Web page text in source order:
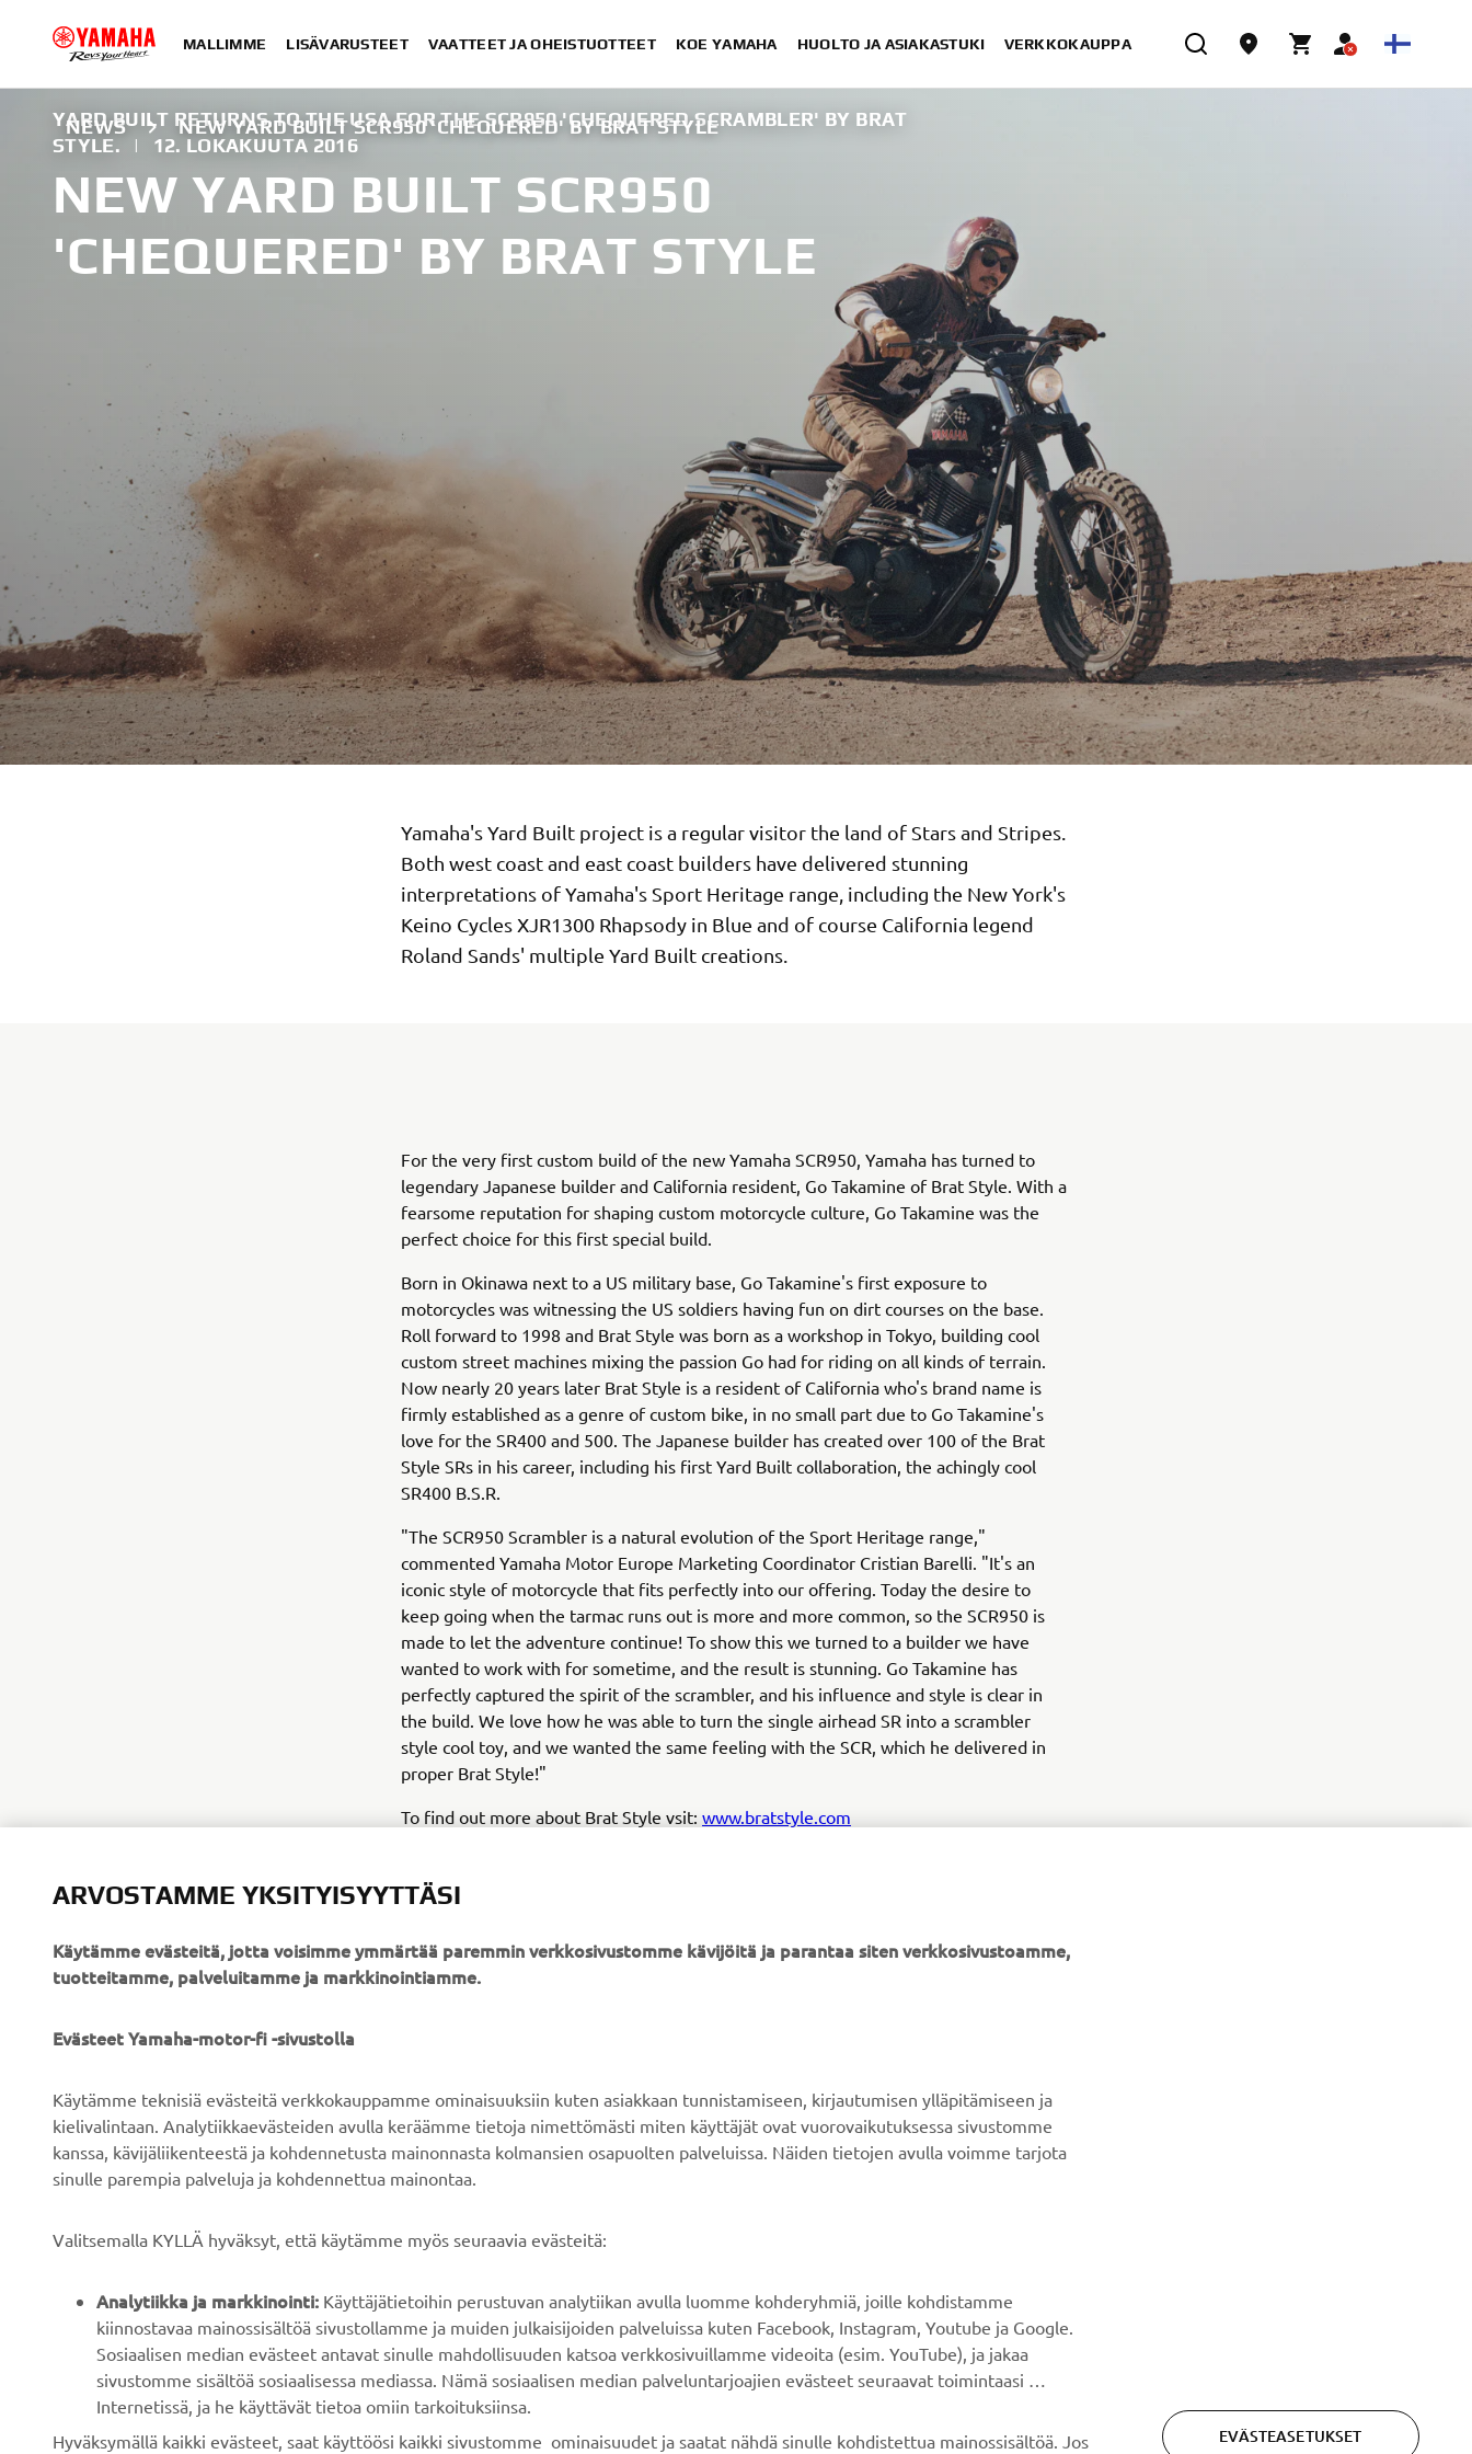
MALLIMME LISÄVARUSTEET VAATTEET JA OHEISTUOTTEET KOE YAMAHA HUOLTO JA ASIAKASTUKI VERKKOKAUPPA
NEWS NEW YARD BUILT SCR950 'CHEQUERED' BY BRAT STYLE
YARD BUILT RETURNS TO THE USA FOR THE SCR950 'CHEQUERED SCRAMBLER' BY BRAT
STYLE.
| 12. LOKAKUUTA 2016
NEW YARD BUILT SCR950
'CHEQUERED' BY BRAT STYLE
Yamaha's Yard Built project is a regular visitor the land of Stars and Stripes.
Both west coast and east coast builders have delivered stunning
interpretations of Yamaha's Sport Heritage range, including the New York's
Keino Cycles XJR1300 Rhapsody in Blue and of course California legend
Roland Sands' multiple Yard Built creations.
For the very first custom build of the new Yamaha SCR950, Yamaha has turned to
legendary Japanese builder and California resident, Go Takamine of Brat Style. With a
fearsome reputation for shaping custom motorcycle culture, Go Takamine was the
perfect choice for this first special build.
Born in Okinawa next to a US military base, Go Takamine's first exposure to
motorcycles was witnessing the US soldiers having fun on dirt courses on the base.
Roll forward to 1998 and Brat Style was born as a workshop in Tokyo, building cool
custom street machines mixing the passion Go had for riding on all kinds of terrain.
Now nearly 20 years later Brat Style is a resident of California who's brand name is
firmly established as a genre of custom bike, in no small part due to Go Takamine's
love for the SR400 and 500. The Japanese builder has created over 100 of the Brat
Style SRs in his career, including his first Yard Built collaboration, the achingly cool
SR400 B.S.R.
"The SCR950 Scrambler is a natural evolution of the Sport Heritage range,"
commented Yamaha Motor Europe Marketing Coordinator Cristian Barelli. "It's an
iconic style of motorcycle that fits perfectly into our offering. Today the desire to
keep going when the tarmac runs out is more and more common, so the SCR950 is
made to let the adventure continue! To show this we turned to a builder we have
wanted to work with for sometime, and the result is stunning. Go Takamine has
perfectly captured the spirit of the scrambler, and his influence and style is clear in
the build. We love how he was able to turn the single airhead SR into a scrambler
style cool toy, and we wanted the same feeling with the SCR, which he delivered in
proper Brat Style!"
To find out more about Brat Style vsit: www.bratstyle.com
Uutiset
Tapahtumat
Esitteet
Ryhdy jälleenmyyjäksi
Ihmisoikeuskäytäntö
Kestävän kehityksen
peruskäytännöt
Viranomaiset
Golfkentät
Autokoulut
Kumppanuudet
Teknistä tietoa
riippumattomille
korjaamoille
Yamalube Safety Data
Yamaha Racing
Mobiilisovellukset
Varaosaluettelo
Huolto
erikoistapahtumista, uusista julkaisuista ja paljon muuta...
ARVOSTAMME YKSITYISYYTTÄSI
Käytämme evästeitä, jotta voisimme ymmärtää paremmin verkkosivustomme kävijöitä ja parantaa siten verkkosivustoamme,
tuotteitamme, palveluitamme ja markkinointiamme.
Evästeet Yamaha-motor-fi -sivustolla
Käytämme teknisiä evästeitä verkkokauppamme ominaisuuksiin kuten asiakkaan tunnistamiseen, kirjautumisen ylläpitämiseen ja
kielivalintaan. Analytiikkaevästeiden avulla keräämme tietoja nimettömästi miten käyttäjät ovat vuorovaikutuksessa sivustomme
kanssa, kävijäliikenteestä ja kohdennetusta mainonnasta kolmansien osapuolten palveluissa. Näiden tietojen avulla voimme tarjota
sinulle parempia palveluja ja kohdennettua mainontaa.
Valitsemalla KYLLÄ hyväksyt, että käytämme myös seuraavia evästeitä:
Analytiikka ja markkinointi: Käyttäjätietoihin perustuvan analytiikan avulla luomme kohderyhmiä, joille kohdistamme
kiinnostavaa mainossisältöä sivustollamme ja muiden julkaisijoiden palveluissa kuten Facebook, Instagram, Youtube ja Google.
Sosiaalisen median evästeet antavat sinulle mahdollisuuden katsoa verkkosivuillamme videoita (esim. YouTube), ja jakaa
sivustomme sisältöä sosiaalisessa mediassa. Nämä sosiaalisen median palveluntarjoajien evästeet seuraavat toimintaasi
Internetissä, ja he käyttävät tietoa omiin tarkoituksiinsa.
Hyväksymällä kaikki evästeet, saat käyttöösi kaikki sivustomme ominaisuudet ja saatat nähdä sinulle kohdistettua mainossisältöä. Jos
EVÄSTEASETUKSET